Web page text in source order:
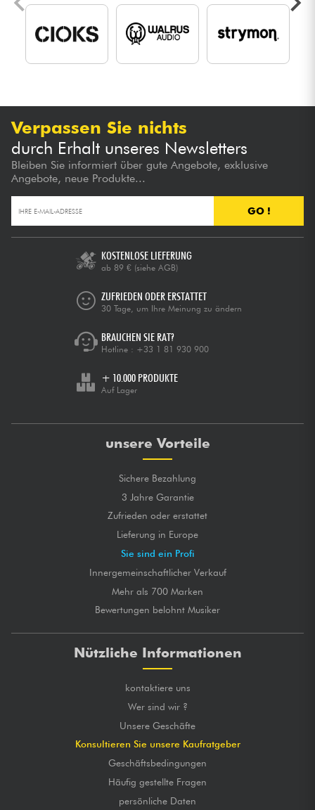
Verpassen Sie nichts
durch Erhalt unseres Newsletters
Bleiben Sie informiert über gute Angebote, exklusive
Angebote, neue Produkte...
GO !
KOSTENLOSE LIEFERUNG
ab 89 € (siehe AGB)
ZUFRIEDEN ODER ERSTATTET
30 Tage, um Ihre Meinung zu ändern
BRAUCHEN SIE RAT?
Hotline : +33 1 81 930 900
+ 10.000 PRODUKTE
Auf Lager
unsere Vorteile
Sichere Bezahlung
3 Jahre Garantie
Zufrieden oder erstattet
Lieferung in Europe
Sie sind ein Profi
Innergemeinschaftlicher Verkauf
Mehr als 700 Marken
Bewertungen belohnt Musiker
Nützliche Informationen
kontaktiere uns
Wer sind wir ?
Unsere Geschäfte
Konsultieren Sie unsere Kaufratgeber
Geschäftsbedingungen
Häufig gestellte Fragen
persönliche Daten